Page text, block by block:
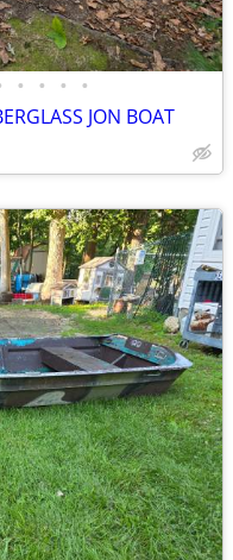
• • • •
JON BOAT